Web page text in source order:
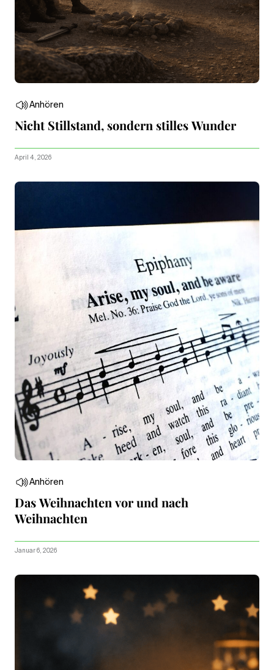
Anhören
Nicht Stillstand, sondern stilles Wunder
April 4, 2026
Anhören
Das Weihnachten vor und nach
Weihnachten
Januar 6, 2026